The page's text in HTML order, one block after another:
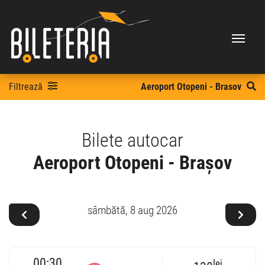
Filtrează Aeroport Otopeni - Brasov
Bilete autocar
Aeroport Otopeni - Brașov
sâmbătă, 8 aug 2026